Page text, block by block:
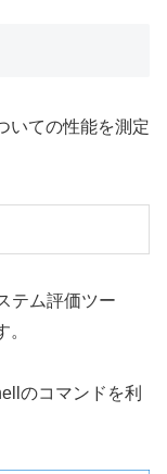
いての性能を測定
テム評価ツー
のコマンドを利